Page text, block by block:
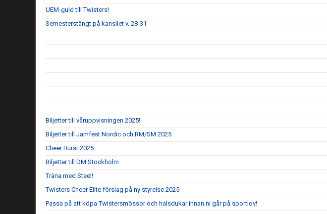
UEM-guld till Twisters!
Semesterstängt på kansliet v. 28-31
Biljetter till våruppvisningen 2025!
Biljetter till Jamfest Nordic och RM/SM 2025
Cheer Burst 2025
Biljetter till DM Stockholm
Träna med Steel!
Twisters Cheer Elite förslag på ny styrelse 2025
Passa på att köpa Twistersmössor och halsdukar innan ni går på sportlov!